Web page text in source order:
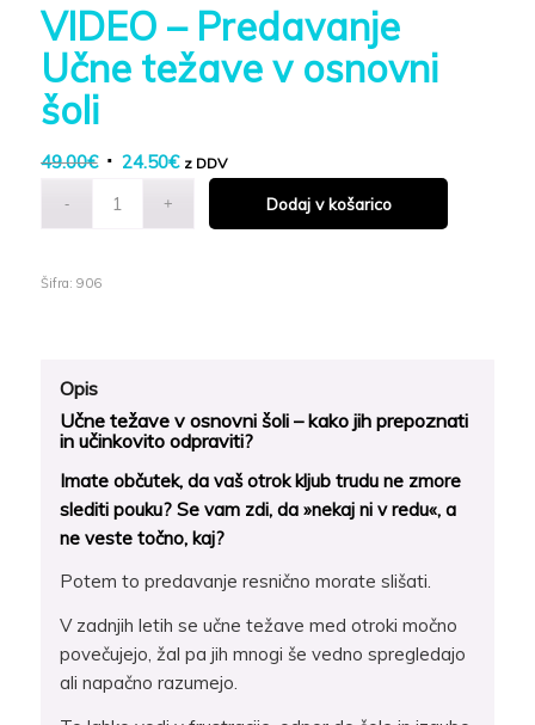
VIDEO – Predavanje
Učne težave v osnovni
šoli
49.00€ Izvirna
je
49.00€.
24.50€Trenutna
cena
z DDV
Dodaj v košarico
Šifra: 906
Opis
Učne težave v osnovni šoli – kako jih prepoznati
in učinkovito odpraviti?
Imate občutek, da vaš otrok kljub trudu ne zmore
slediti pouku? Se vam zdi, da »nekaj ni v redu«, a
ne veste točno, kaj?
Potem to predavanje resnično morate slišati.
V zadnjih letih se učne težave med otroki močno
povečujejo, žal pa jih mnogi še vedno spregledajo
ali napačno razumejo.